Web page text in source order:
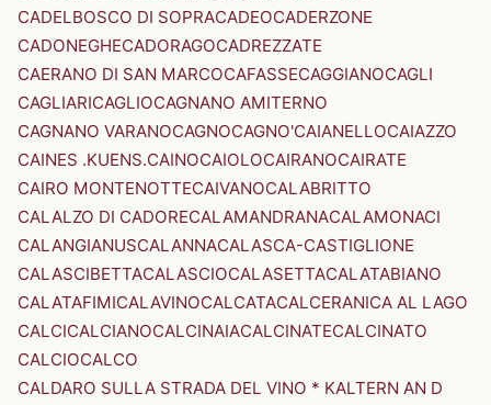
CADELBOSCO DI SOPRACADEOCADERZONE
CADONEGHECADORAGOCADREZZATE
CAERANO DI SAN MARCOCAFASSECAGGIANOCAGLI
CAGLIARICAGLIOCAGNANO AMITERNO
CAGNANO VARANOCAGNOCAGNO'CAIANELLOCAIAZZO
CAINES .KUENS.CAINOCAIOLOCAIRANOCAIRATE
CAIRO MONTENOTTECAIVANOCALABRITTO
CALALZO DI CADORECALAMANDRANACALAMONACI
CALANGIANUSCALANNACALASCA-CASTIGLIONE
CALASCIBETTACALASCIOCALASETTACALATABIANO
CALATAFIMICALAVINOCALCATACALCERANICA AL LAGO
CALCICALCIANOCALCINAIACALCINATECALCINATO
CALCIOCALCO
CALDARO SULLA STRADA DEL VINO * KALTERN AN D